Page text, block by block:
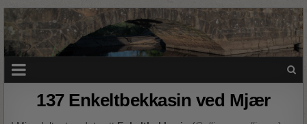
137 Enkeltbekkasin ved Mjær